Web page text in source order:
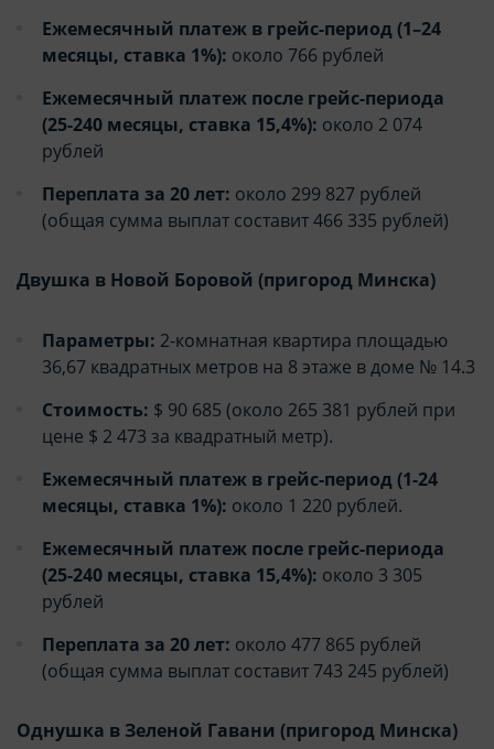
Ежемесячный платеж в грейс-период (1–24
месяцы, ставка 1%): около 766 рублей
Ежемесячный платеж после грейс-периода
(25-240 месяцы, ставка 15,4%): около 2 074
рублей
Переплата за 20 лет: около 299 827 рублей
(общая сумма выплат составит 466 335 рублей)
Двушка в Новой Боровой (пригород Минска)
Параметры: 2-комнатная квартира площадью
36,67 квадратных метров на 8 этаже в доме № 14.3
Стоимость: $ 90 685 (около 265 381 рублей при
цене $ 2 473 за квадратный метр).
Ежемесячный платеж в грейс-период (1-24
месяцы, ставка 1%): около 1 220 рублей.
Ежемесячный платеж после грейс-периода
(25-240 месяцы, ставка 15,4%): около 3 305
рублей
Переплата за 20 лет: около 477 865 рублей
(общая сумма выплат составит 743 245 рублей)
Однушка в Зеленой Гавани (пригород Минска)